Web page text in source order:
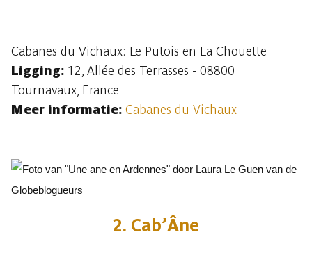
Cabanes du Vichaux: Le Putois en La Chouette
Ligging: 12, Allée des Terrasses - 08800
Tournavaux, France
Meer informatie: Cabanes du Vichaux
2. Cab’Âne